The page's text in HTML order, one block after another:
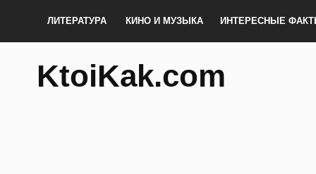
ЛИТЕРАТУРА КИНО И МУЗЫКА ИНТЕРЕСНЫЕ
KtoiKak.com